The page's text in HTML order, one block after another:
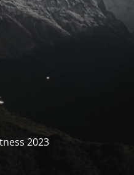
2023